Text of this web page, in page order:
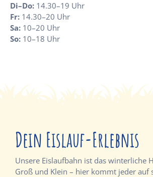
Di–Do: 14.30–19 Uhr
Fr: 14.30–20 Uhr
Sa: 10–20 Uhr
So: 10–18 Uhr
Dein Eislauf-Erlebnis
Unsere Eislaufbahn ist das winterliche
Groß und Klein – hier kommt jeder auf